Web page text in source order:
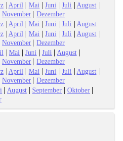
| April |Mai |Juni |Juli | August |
November |Dezember
| April |Mai |Juni |Juli | August
| April |Mai |Juni |Juli | August |
November |Dezember
|Mai |Juni |Juli | August |
November |Dezember
| April |Mai |Juni |Juli | August |
November |Dezember
| August | September |Oktober |